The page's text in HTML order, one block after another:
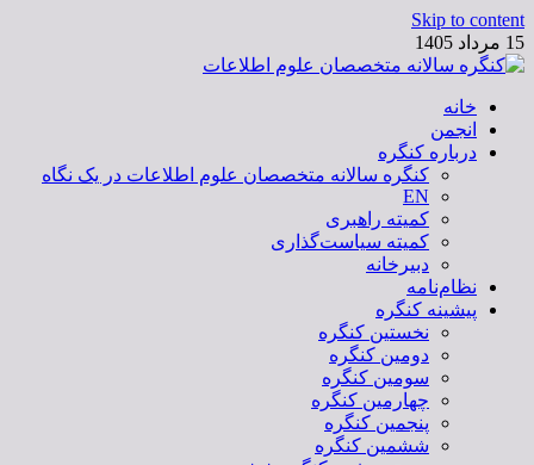
Skip to content
15 مرداد 1405
کنگره سالانه متخصصان علوم اطلاعات
خانه
انجمن
درباره کنگره
کنگره سالانه متخصصان علوم اطلاعات در یک نگاه
EN
کمیته راهبری
کمیته سیاست‌گذاری
دبیرخانه
نظام‌نامه
پیشینه کنگره
نخستین کنگره
دومین کنگره
سومین کنگره
چهارمین کنگره
پنجمین کنگره
ششمین کنگره